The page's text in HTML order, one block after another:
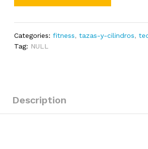
Categories:fitness,tazas-y-cilindros,
Tag: NULL
Description